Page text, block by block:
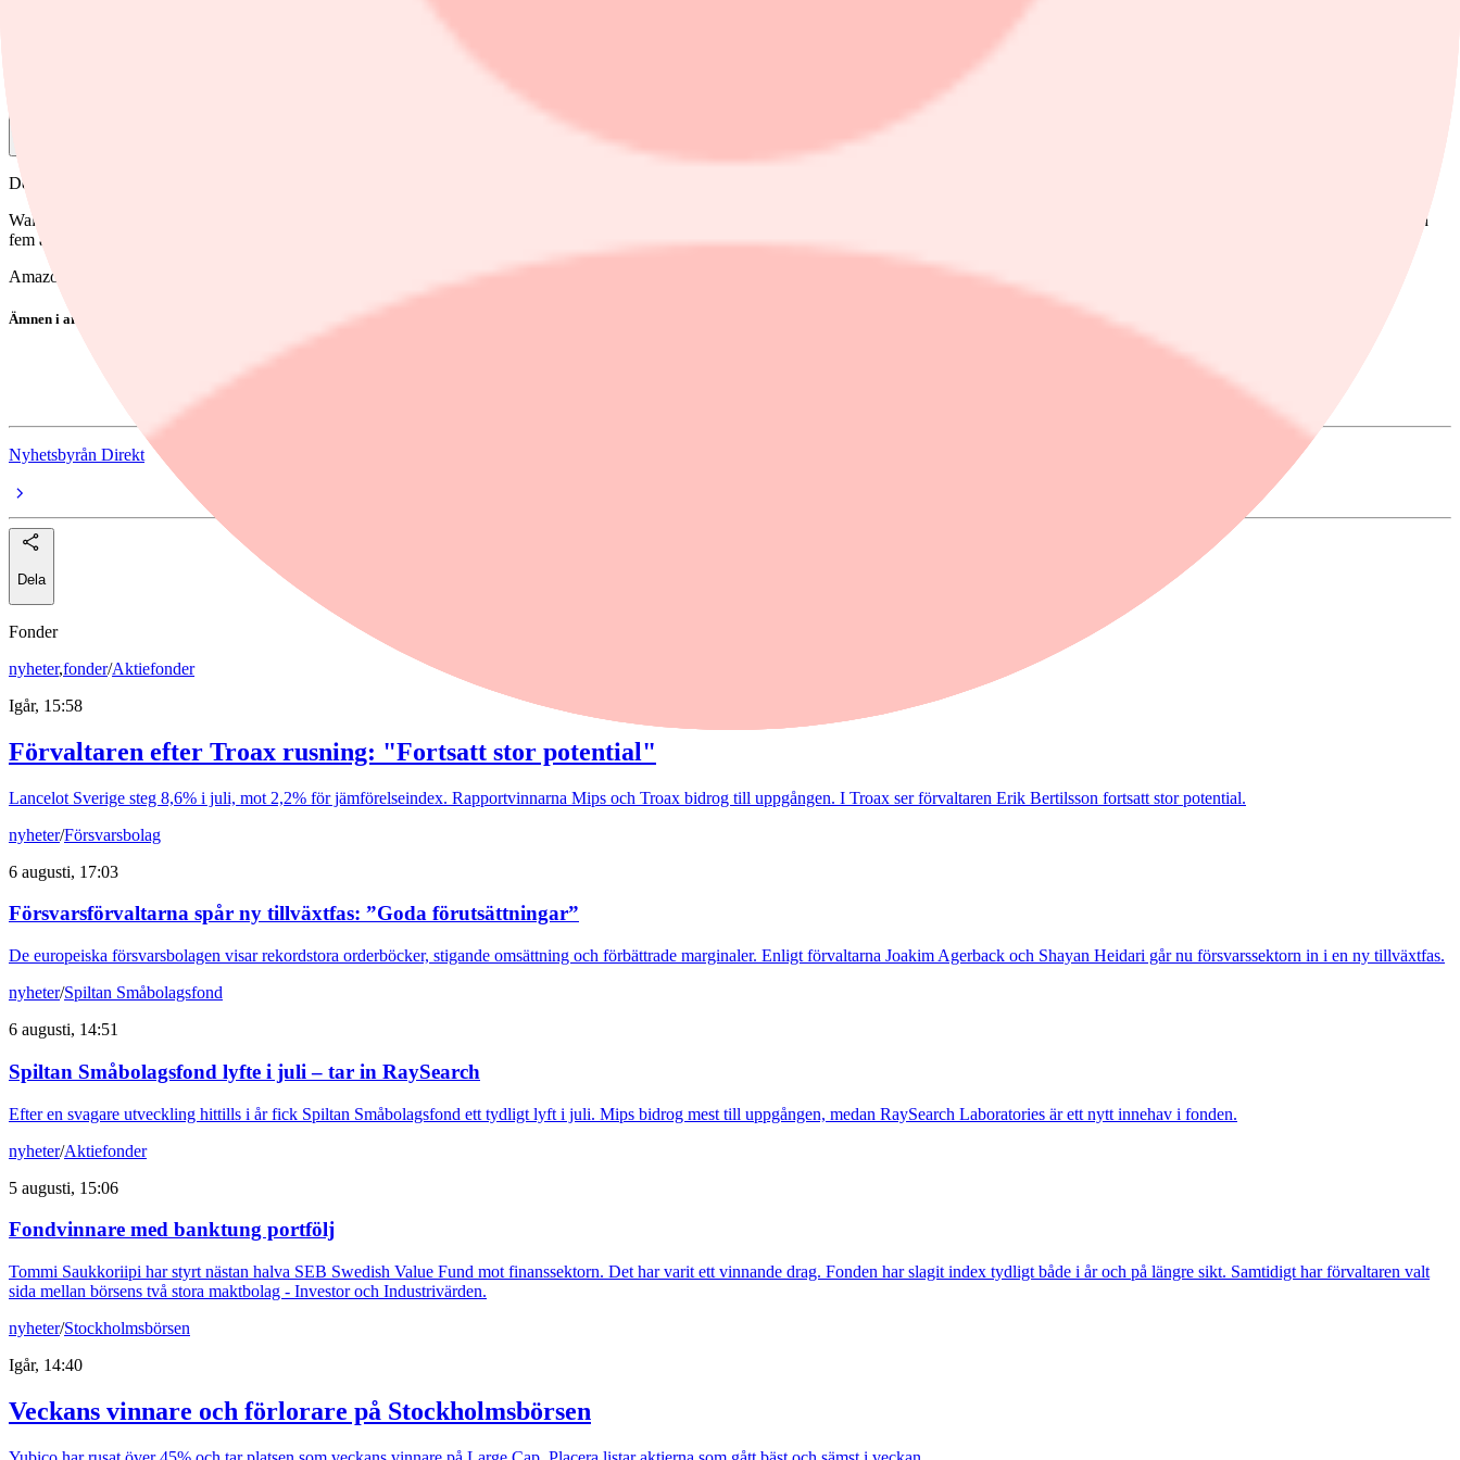
Det framgår av ett pressmeddelande.
Wall Street Journal skriver att bolagen har avböjt att kommentera de finansiella villkoren och den exakta avtalstiden. Men enligt Nafea Bshara, vice vd på Amazon, ska det handla om ett avtal på mellan tre och
fem år, skriver WSJ.
Amazon var upp 2 procent i den amerikanska förhandeln medan Meta steg en halv procent.
Ämnen i artikeln
Amazon.com
Meta Platforms
Nyhetsbyrån Direkt
Dela
Fonder
nyheter,fonder/Aktiefonder
Igår, 15:58
Förvaltaren efter Troax rusning: "Fortsatt stor potential"
Lancelot Sverige steg 8,6% i juli, mot 2,2% för jämförelseindex. Rapportvinnarna Mips och Troax bidrog till uppgången. I Troax ser förvaltaren Erik Bertilsson fortsatt stor potential.
nyheter/Försvarsbolag
6 augusti, 17:03
Försvarsförvaltarna spår ny tillväxtfas: ”Goda förutsättningar”
De europeiska försvarsbolagen visar rekordstora orderböcker, stigande omsättning och förbättrade marginaler. Enligt förvaltarna Joakim Agerback och Shayan Heidari går nu försvarssektorn in i en ny tillväxtfas.
nyheter/Spiltan Småbolagsfond
6 augusti, 14:51
Spiltan Småbolagsfond lyfte i juli – tar in RaySearch
Efter en svagare utveckling hittills i år fick Spiltan Småbolagsfond ett tydligt lyft i juli. Mips bidrog mest till uppgången, medan RaySearch Laboratories är ett nytt innehav i fonden.
nyheter/Aktiefonder
5 augusti, 15:06
Fondvinnare med banktung portfölj
Tommi Saukkoriipi har styrt nästan halva SEB Swedish Value Fund mot finanssektorn. Det har varit ett vinnande drag. Fonden har slagit index tydligt både i år och på längre sikt. Samtidigt har förvaltaren valt
sida mellan börsens två stora maktbolag - Investor och Industrivärden.
nyheter/Stockholmsbörsen
Igår, 14:40
Veckans vinnare och förlorare på Stockholmsbörsen